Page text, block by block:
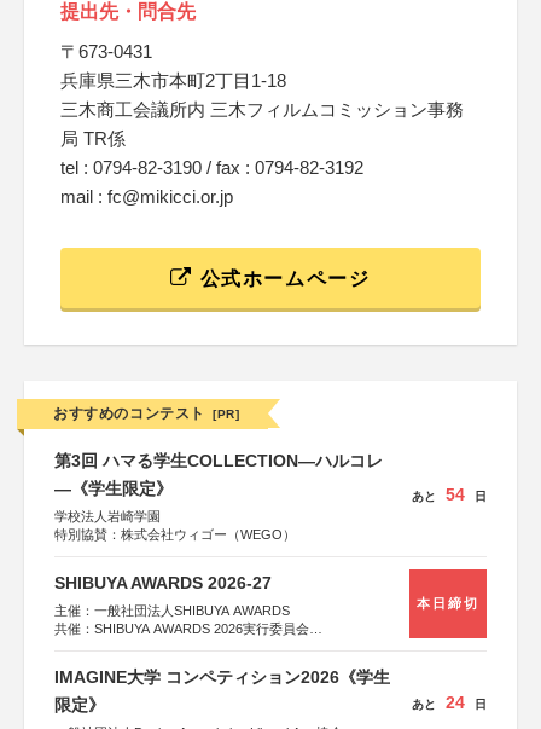
提出先・問合先
〒673-0431
兵庫県三木市本町2丁目1-18
三木商工会議所内 三木フィルムコミッション事務
局 TR係
tel : 0794‐82‐3190 / fax : 0794‐82‐3192
mail : fc@mikicci.or.jp
公式ホームページ
おすすめのコンテスト [PR]
第3回 ハマる学生COLLECTION―ハルコレ
―《学生限定》
学校法人岩崎学園
特別協賛：株式会社ウィゴー（WEGO）
あと 54 日
SHIBUYA AWARDS 2026-27
主催：一般社団法人SHIBUYA AWARDS
共催：SHIBUYA AWARDS 2026実行委員会
本日締切
IMAGINE大学 コンペティション2026《学生
限定》
あと 24 日